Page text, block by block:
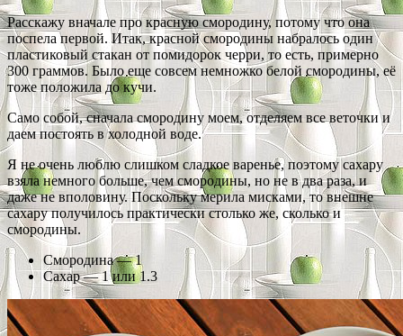
Расскажу вначале про красную смородину, потому что она
поспела первой. Итак, красной смородины набралось один
пластиковый стакан от помидорок черри, то есть, примерно
300 граммов. Было еще совсем немножко белой смородины, её
тоже положила до кучи.
Само собой, сначала смородину моем, отделяем все веточки и
даем постоять в холодной воде.
Я не очень люблю слишком сладкое варенье, поэтому сахару
взяла немного больше, чем смородины, но не в два раза, и
даже не вполовину. Поскольку мерила мисками, то внешне
сахару получилось практически столько же, сколько и
смородины.
Смородина — 1
Сахар — 1 или 1.3